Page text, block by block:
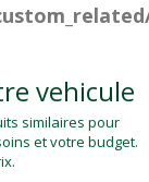
vehicule
similaires pour
et votre budget.